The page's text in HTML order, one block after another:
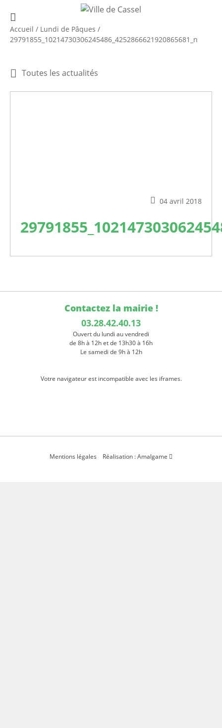
Accueil / Lundi de Pâques /
29791855_10214730306245486_4252866621920865681_n
Toutes les actualités
04 avril 2018
Contactez la mairie !
03.28.42.40.13
Ouvert du lundi au vendredi
de 8h à 12h et de 13h30 à 16h
Le samedi de 9h à 12h
Votre navigateur est incompatible avec les iframes.
Mentions légales Réalisation : Amalgame